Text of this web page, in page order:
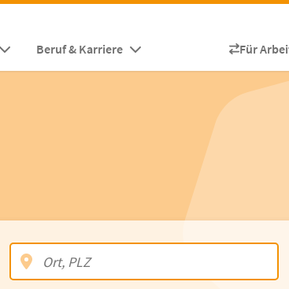
Beruf & Karriere Für